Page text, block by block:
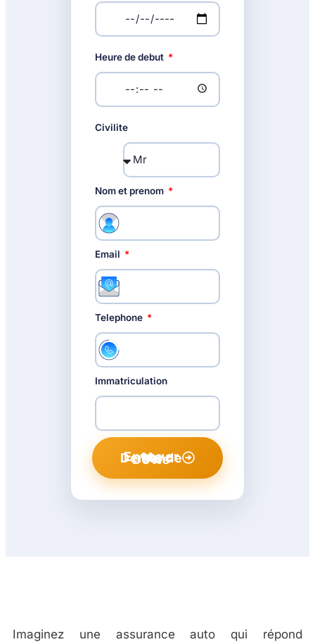
Heure de debut
Civilite
Nom et prenom
Email
Telephone
Immatriculation
Envoyer Ma Demande De Devis
Imaginez une assurance auto qui répond